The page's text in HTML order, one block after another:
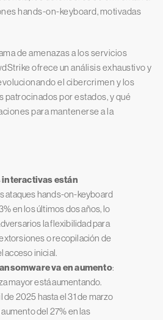
hands-on-keyboard, motivadas
de amenazas a los servicios
ofrece un análisis exhaustivo y
el cibercrimen y los
patrocinados por estados, y qué
para mantenerse a la
interactivas están
ataques hands-on-keyboard
en los últimos dos años, lo
la flexibilidad para
o recopilación de
acceso inicial.
va en aumento:
mayor está aumentando.
de 2025 hasta el 31 de marzo
del 27% en las